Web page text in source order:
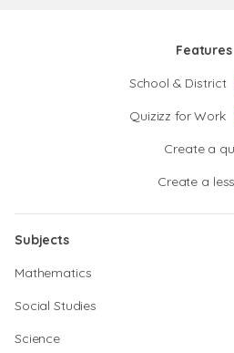
Features
School & District
Quizizz for Work
Create a
Create a
Subjects
Mathematics
Social Studies
Science